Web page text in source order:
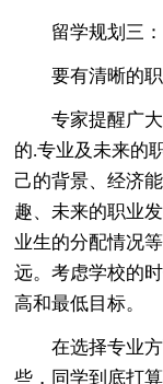
留学规划三：
要有清晰的职
专家提醒广大
的.专业及未来的
己的背景、经济
趣、未来的职业
业生的分配情况
远。考虑学校的
高和最低目标。
在选择专业方
些，同学到底打